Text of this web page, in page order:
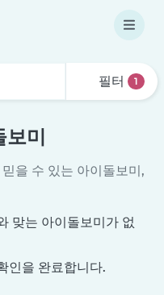
필터 1
미
을 수 있는 아이돌보미,
맞는 아이돌보미가 없
인을 완료합니다.